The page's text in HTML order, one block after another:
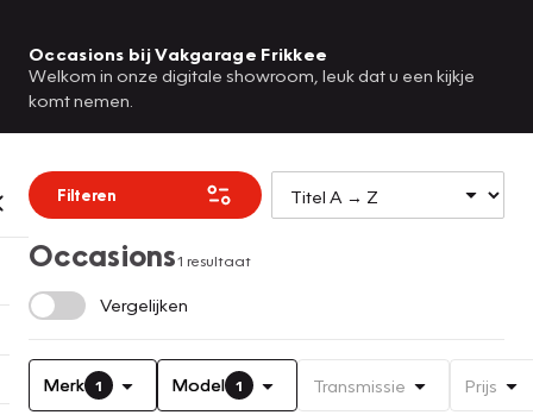
Occasions bij Vakgarage Frikkee
Welkom in onze digitale showroom, leuk dat u een kijkje
komt nemen.
Filteren
Occasions1 resultaat
Vergelijken
Merk 1 Model 1 Transmissie Prijs